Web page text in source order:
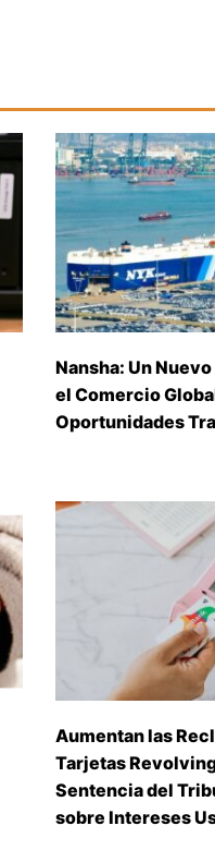
Nansha: Un
el Comercio
Oportunidades
Aumentan las
Tarjetas
Sentencia del
sobre Intereses